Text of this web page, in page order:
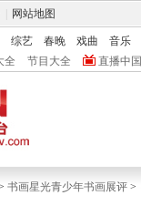
网站地图
综艺 春晚 戏曲 音乐
全 节目大全 直播中国
书画星光青少年书画展评 >